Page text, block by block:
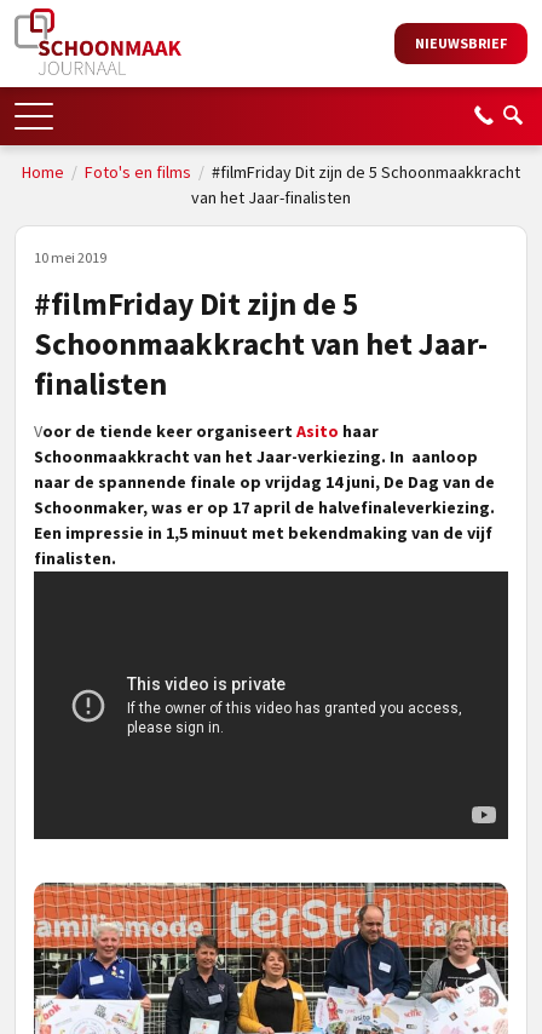
NIEUWSBRIEF
Home / Foto's en films / #filmFriday Dit zijn de 5 Schoonmaakkracht
van het Jaar-finalisten
10 mei 2019
#filmFriday Dit zijn de 5
Schoonmaakkracht van het Jaar-
finalisten
Voor de tiende keer organiseert Asito haar
Schoonmaakkracht van het Jaar-verkiezing. In aanloop
naar de spannende finale op vrijdag 14 juni, De Dag van de
Schoonmaker, was er op 17 april de halvefinaleverkiezing.
Een impressie in 1,5 minuut met bekendmaking van de vijf
finalisten.